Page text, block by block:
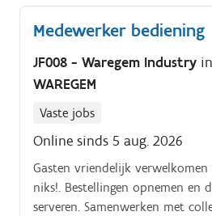
Medewerker bediening
JF008 - Waregem Industry in
WAREGEM
Vaste jobs
Online sinds 5 aug. 2026
Gasten vriendelijk verwelkomen een glimlach kost
niks!. Bestellingen opnemen en
serveren. Samenwerken met